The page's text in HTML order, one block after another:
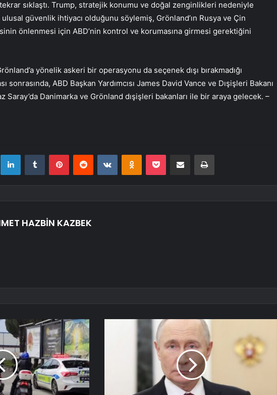
tekrar sıklaştı. Trump, stratejik konumu ve doğal zenginlikleri nedeniyle
ulusal güvenlik ihtiyacı olduğunu söylemiş, Grönland’ın Rusya ve Çin
önlenmesi için ABD’nin kontrol ve korumasına girmesi gerektiğini
yönelik askeri bir operasyonu da seçenek dışı bırakmadığı
sonrasında, ABD Başkan Yardımcısı James David Vance ve Dışişleri Bakanı
Saray’da Danimarka ve Grönland dışişleri bakanları ile bir araya gelecek. –
LinkedInTumblr PinterestReddit VKontakteOdnoklassniki
Pocket E-Posta ile paylaş Yazdır
HAZBİN KAZBEK